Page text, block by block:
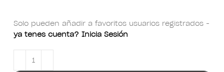
Solo pueden añadir a favoritos usuarios registrados -
ya tenes cuenta? Inicia Sesión